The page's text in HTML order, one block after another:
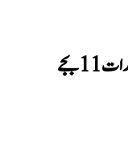
وَن نیشن، وَن الیکشن کمیٹی کو لے کر وزیر اعظم دفتر سے رات 11 بجے